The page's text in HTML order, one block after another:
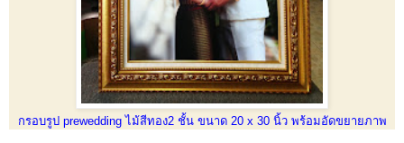
กรอบรูป prewedding ไม้สีทอง2 ชั้น ขนาด 20 x 30 นิ้ว พร้อมอัดขยายภาพ